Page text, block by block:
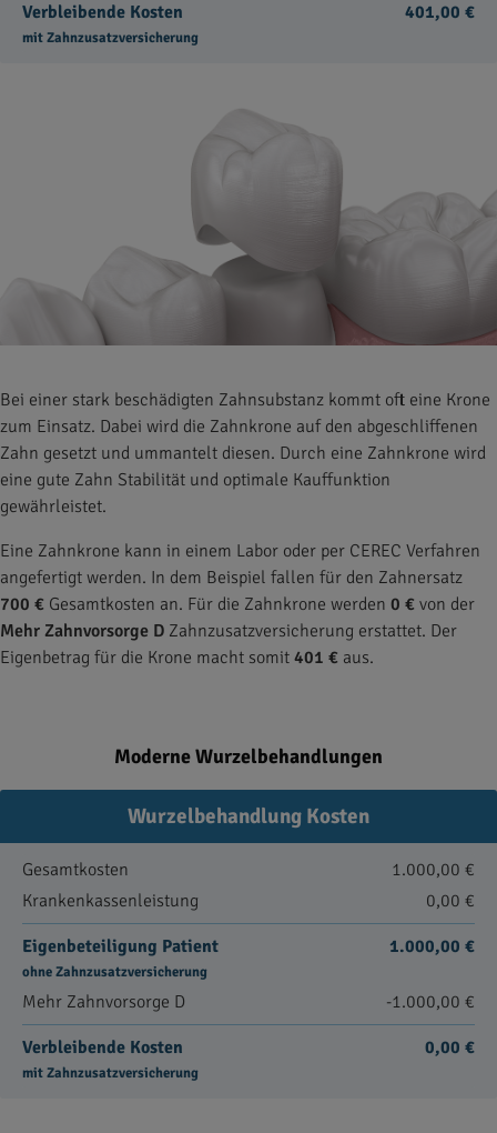
Verbleibende Kosten
mit Zahnzusatzversicherung
401,00 €
Bei einer stark beschädigten Zahnsubstanz kommt oft eine Krone
zum Einsatz. Dabei wird die Zahnkrone auf den abgeschliffenen
Zahn gesetzt und ummantelt diesen. Durch eine Zahnkrone wird
eine gute Zahn Stabilität und optimale Kauffunktion
gewährleistet.
Eine Zahnkrone kann in einem Labor oder per CEREC Verfahren
angefertigt werden. In dem Beispiel fallen für den Zahnersatz
700 € Gesamtkosten an. Für die Zahnkrone werden 0 € von der
Mehr Zahnvorsorge D Zahnzusatzversicherung erstattet. Der
Eigenbetrag für die Krone macht somit 401 € aus.
Moderne Wurzelbehandlungen
Wurzelbehandlung Kosten
Gesamtkosten
1.000,00 €
Krankenkassenleistung
0,00 €
Eigenbeteiligung Patient
ohne Zahnzusatzversicherung
1.000,00 €
Mehr Zahnvorsorge D -1.000,00 €
Verbleibende Kosten
mit Zahnzusatzversicherung
0,00 €